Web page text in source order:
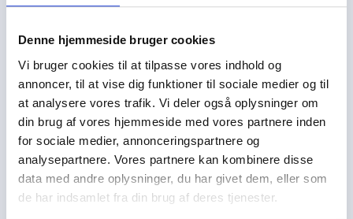
Denne hjemmeside bruger cookies
Vi bruger cookies til at tilpasse vores indhold og
annoncer, til at vise dig funktioner til sociale medier og til
at analysere vores trafik. Vi deler også oplysninger om
din brug af vores hjemmeside med vores partnere inden
for sociale medier, annonceringspartnere og
analysepartnere. Vores partnere kan kombinere disse
data med andre oplysninger, du har givet dem, eller som
de har indsamlet fra din brug af deres tjenester.
Tjen penge og støt
Tjen penge til:
Spejdere/spejdergruppen/FDF’ere, m.fl.
Kontor
Tjenpengeogstoet.dk
Ejby Industrivej 91
DK – 2600 Glostrup
CVR: 19347508